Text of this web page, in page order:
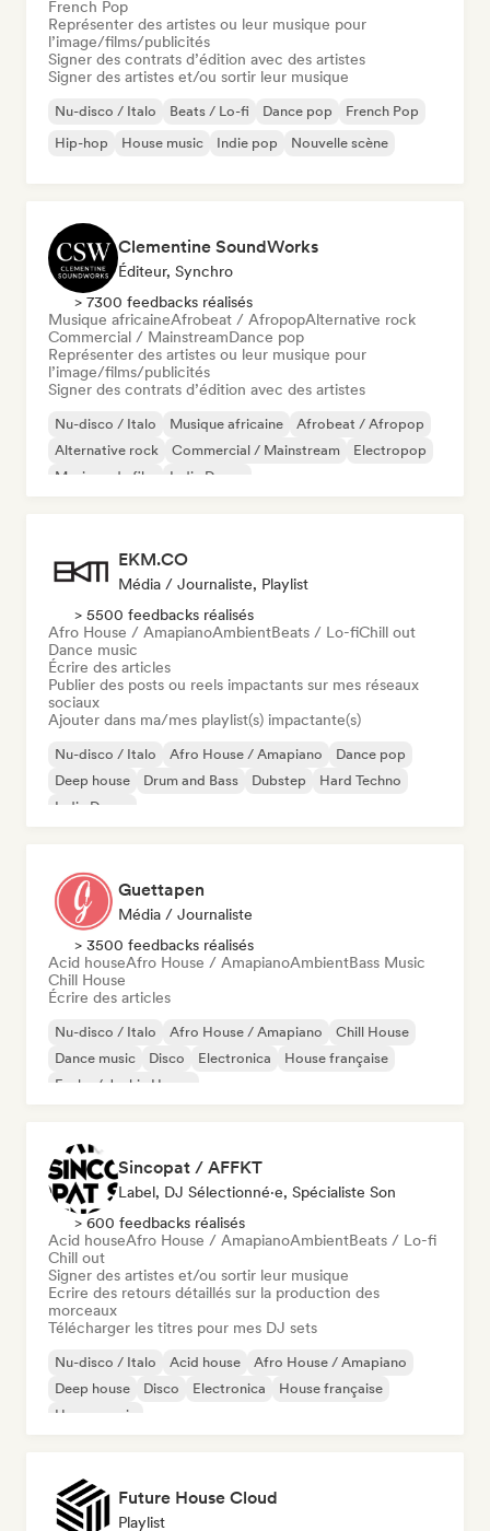
French Pop
Représenter des artistes ou leur musique pour
l’image/films/publicités
Signer des contrats d’édition avec des artistes
Signer des artistes et/ou sortir leur musique
Nu-disco / Italo Beats / Lo-fi Dance pop
French Pop
Hip-hop
House music Indie pop Nouvelle scène
Clementine SoundWorks
Éditeur, Synchro
> 7300 feedbacks réalisés
Musique africaineAfrobeat / AfropopAlternative rock
Commercial / MainstreamDance pop
Représenter des artistes ou leur musique pour
l’image/films/publicités
Signer des contrats d’édition avec des artistes
Nu-disco / Italo Musique africaine
Afrobeat / Afropop
Alternative rock
Commercial / Mainstream
Electropop
Musique de film
Indie Dance
EKM.CO
Média / Journaliste, Playlist
> 5500 feedbacks réalisés
Afro House / AmapianoAmbientBeats / Lo-fiChill out
Dance music
Écrire des articles
Publier des posts ou reels impactants sur mes réseaux
sociaux
Ajouter dans ma/mes playlist(s) impactante(s)
Nu-disco / Italo Afro House / Amapiano
Dance pop
Deep house
Drum and Bass Dubstep
Hard Techno
Indie Dance
Guettapen
Média / Journaliste
> 3500 feedbacks réalisés
Acid houseAfro House / AmapianoAmbientBass Music
Chill House
Écrire des articles
Nu-disco / Italo Afro House / Amapiano
Chill House
Dance music
Disco Electronica
House française
Funky / Jackin House
Sincopat / AFFKT
Label, DJ Sélectionné·e, Spécialiste Son
> 600 feedbacks réalisés
Acid houseAfro House / AmapianoAmbientBeats / Lo-fi
Chill out
Signer des artistes et/ou sortir leur musique
Ecrire des retours détaillés sur la production des
morceaux
Télécharger les titres pour mes DJ sets
Nu-disco / Italo Acid house
Afro House / Amapiano
Deep house
Disco Electronica
House française
House music
Future House Cloud
Playlist